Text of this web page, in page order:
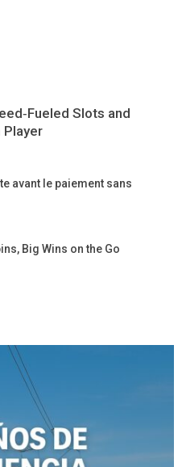
Slots and
Player
avant le paiement sans
Big Wins on the Go